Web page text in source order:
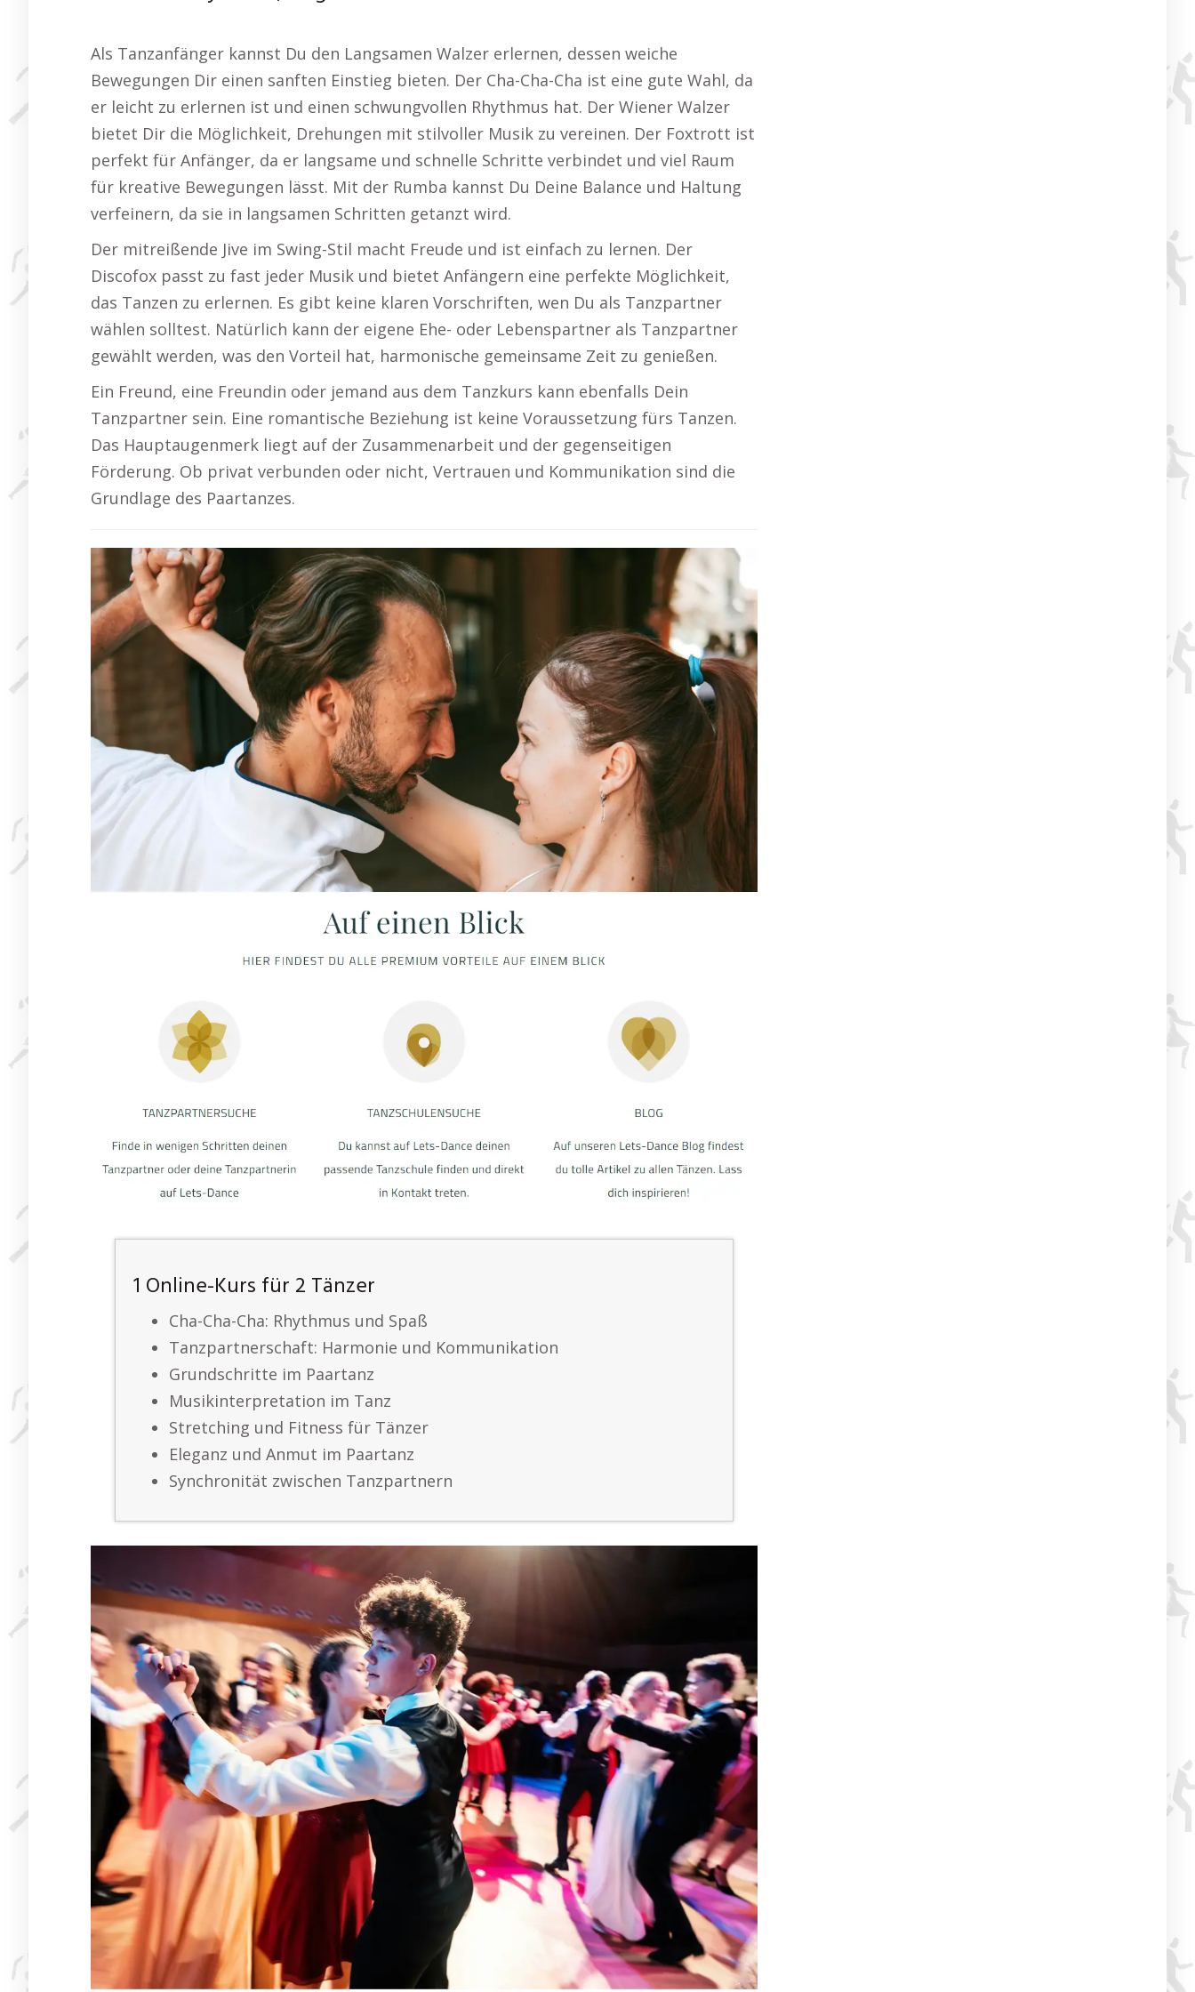
Als Tanzanfänger kannst Du den Langsamen Walzer erlernen, dessen weiche
Bewegungen Dir einen sanften Einstieg bieten. Der Cha-Cha-Cha ist eine gute Wahl, da
er leicht zu erlernen ist und einen schwungvollen Rhythmus hat. Der Wiener Walzer
bietet Dir die Möglichkeit, Drehungen mit stilvoller Musik zu vereinen. Der Foxtrott ist
perfekt für Anfänger, da er langsame und schnelle Schritte verbindet und viel Raum
für kreative Bewegungen lässt. Mit der Rumba kannst Du Deine Balance und Haltung
verfeinern, da sie in langsamen Schritten getanzt wird.
Der mitreißende Jive im Swing-Stil macht Freude und ist einfach zu lernen. Der
Discofox passt zu fast jeder Musik und bietet Anfängern eine perfekte Möglichkeit,
das Tanzen zu erlernen. Es gibt keine klaren Vorschriften, wen Du als Tanzpartner
wählen solltest. Natürlich kann der eigene Ehe- oder Lebenspartner als Tanzpartner
gewählt werden, was den Vorteil hat, harmonische gemeinsame Zeit zu genießen.
Ein Freund, eine Freundin oder jemand aus dem Tanzkurs kann ebenfalls Dein
Tanzpartner sein. Eine romantische Beziehung ist keine Voraussetzung fürs Tanzen.
Das Hauptaugenmerk liegt auf der Zusammenarbeit und der gegenseitigen
Förderung. Ob privat verbunden oder nicht, Vertrauen und Kommunikation sind die
Grundlage des Paartanzes.
1 Online-Kurs für 2 Tänzer
Cha-Cha-Cha: Rhythmus und Spaß
Tanzpartnerschaft: Harmonie und Kommunikation
Grundschritte im Paartanz
Musikinterpretation im Tanz
Stretching und Fitness für Tänzer
Eleganz und Anmut im Paartanz
Synchronität zwischen Tanzpartnern